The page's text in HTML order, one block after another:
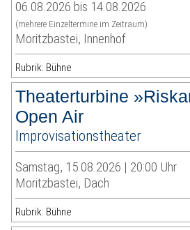
06.08.2026 bis 14.08.2026
(mehrere Einzeltermine im Zeitraum)
Moritzbastei, Innenhof
Rubrik: Bühne
Theaterturbine
Open Air
Improvisationstheater
Samstag, 15.08.2026 | 20:00 Uhr
Moritzbastei, Dach
Rubrik: Bühne